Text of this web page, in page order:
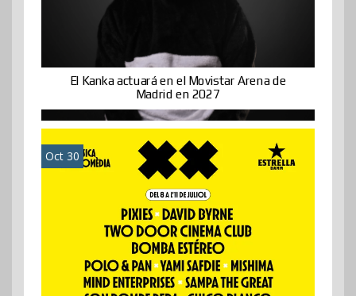
El Kanka actuará en el Movistar Arena de
Madrid en 2027
Oct 30